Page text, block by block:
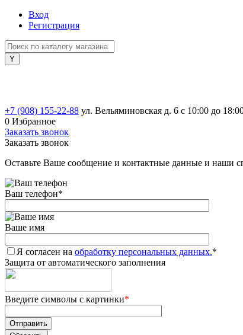
Вход
Регистрация
+7 (908) 155-22-88 ул. Вельяминовская д. 6 с 10:00 до
0 Избранное
Заказать звонок
Заказать звонок
Оставьте Ваше сообщение и контактные данные и наши
Ваш телефон*
Ваше имя
Я согласен на обработку персональных данных.*
Защита от автоматического заполнения
Введите символы с картинки*